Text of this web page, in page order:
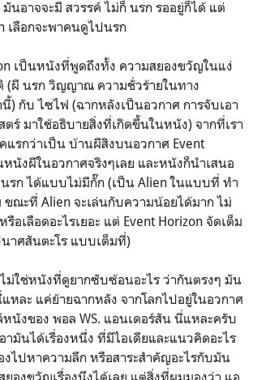
นอาจจะมี สวรรค์ ไม่ก็ นรก รออยู่ก็ได้ แต่
เลือกจะพาคนดูไปนรก
เป็นหนังที่พูดถึงทั้ง ความสยองขวัญในแง่
(ผี นรก วิญญาณ ความชั่วร้ายในทาง
) กับ ไซไฟ (ฉากหลังเป็นอวกาศ การจับเอา
ร์ มาใช้อธิบายสิ่งที่เกิดขึ้นในหนัง) จากที่เรา
แรกว่าเป็น บ้านผีสิงบนอวกาศ Event
หนังผีในอวกาศจริงๆเลย และหนังก็นำเสนอ
รก ได้แบบไม่มีกั๊ก (เป็น Alien ในแบบที่ ทำ
ขณะที่ Alien จะเล่นกับความน้อยได้มาก ไม่
อเลือดอะไรเยอะ แต่ Event Horizon จัดเต็ม
าศสันตะโร แบบเต็มที่)
ม่ใช่หนังที่ดูยากซับซ้อนอะไร ว่ากันตรงๆ มัน
หละ แค่ย้ายฉากหลัง จากโลกไปอยู่ในอวกาศ
นังของ พอล WS. แอนเดอร์สัน นี่แหละครับ
มันได้เรื่องหนึ่ง ที่มีไอเดียและแนวคิดอะไร
งไปหาความลึก หรือสาระสำคัญอะไรกับมัน
องขวัญเรื่องนึงได้เลย แต่สิ่งที่ผมมองว่า แอ